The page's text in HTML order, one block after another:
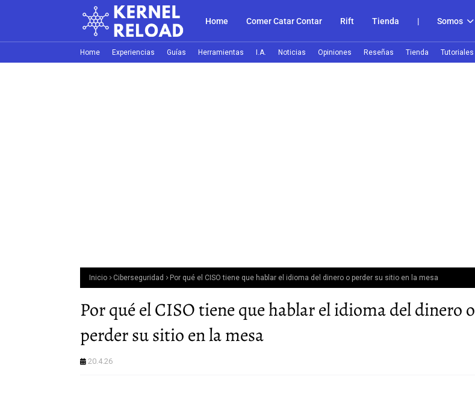
Home Comer Catar Contar Rift Tienda | Somos
Home Experiencias Guías Herramientas I.A. Noticias Opiniones Reseñas Tienda Tutoriales
Inicio Ciberseguridad Por qué el CISO tiene que hablar el idioma del dinero o perder su sitio en la mesa
Por qué el CISO tiene que hablar el idioma del dinero o
perder su sitio en la mesa
20.4.26